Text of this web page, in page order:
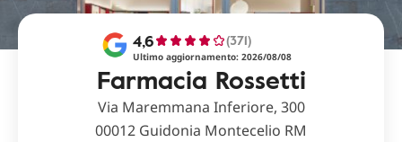
Farmacia Rossetti
4,6 (371)
Ultimo aggiornamento: 2026/08/08
Via Maremmana Inferiore, 300
00012 Guidonia Montecelio RM